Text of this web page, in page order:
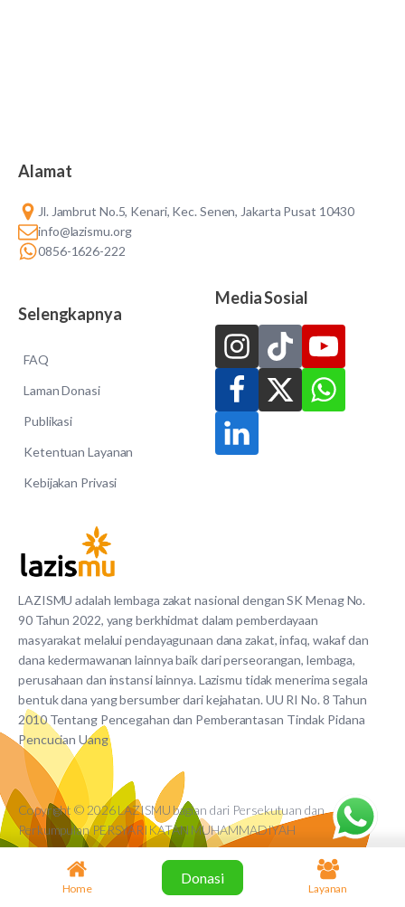
LAZISMU adalah lembaga zakat nasional dengan SK Menag No.
90 Tahun 2022, yang berkhidmat dalam pemberdayaan
masyarakat melalui pendayagunaan dana zakat, infaq, wakaf dan
dana kedermawanan lainnya baik dari perseorangan, lembaga,
perusahaan dan instansi lainnya. Lazismu tidak menerima segala
bentuk dana yang bersumber dari kejahatan. UU RI No. 8 Tahun
2010 Tentang Pencegahan dan Pemberantasan Tindak Pidana
Pencucian Uang
Alamat
Jl. Jambrut No.5, Kenari, Kec. Senen, Jakarta Pusat 10430
info@lazismu.org
0856-1626-222
Selengkapnya
FAQ
Laman Donasi
Publikasi
Ketentuan Layanan
Kebijakan Privasi
Media Sosial
Copyright © 2026 LAZISMU bagian dari Persekutuan dan
Perkumpulan PERSYARIKATAN MUHAMMADIYAH
Home
Donasi
Layanan